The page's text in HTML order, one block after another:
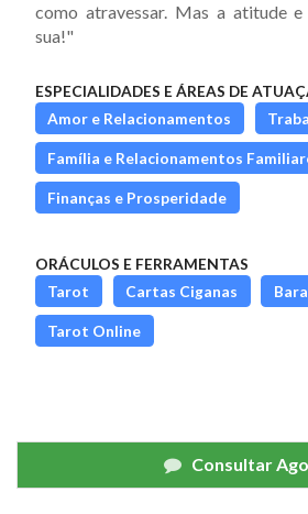
como atravessar. Mas a atitude
sua!"
ESPECIALIDADES E ÁREAS DE
Amor e Relacionamentos
Família e Relacionamentos
Finanças e Prosperidade
ORÁCULOS E FERRAMENTAS
Tarot
Cartas Ciganas
Tarot Online
Consultar